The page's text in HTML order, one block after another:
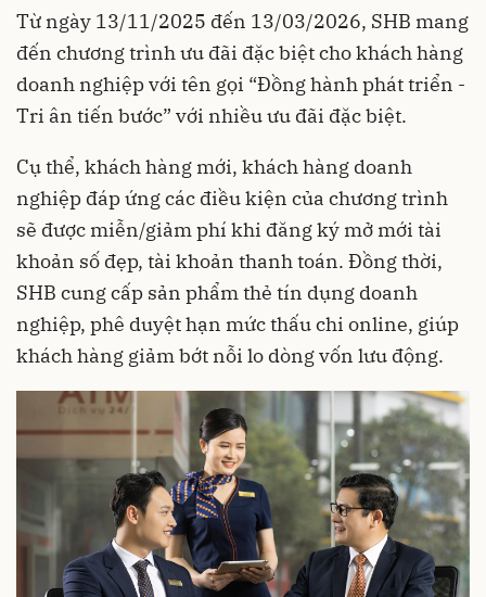
Từ ngày 13/11/2025 đến 13/03/2026, SHB mang
đến chương trình ưu đãi đặc biệt cho khách hàng
doanh nghiệp với tên gọi “Đồng hành phát triển -
Tri ân tiến bước” với nhiều ưu đãi đặc biệt.
Cụ thể, khách hàng mới, khách hàng doanh
nghiệp đáp ứng các điều kiện của chương trình
sẽ được miễn/giảm phí khi đăng ký mở mới tài
khoản số đẹp, tài khoản thanh toán. Đồng thời,
SHB cung cấp sản phẩm thẻ tín dụng doanh
nghiệp, phê duyệt hạn mức thấu chi online, giúp
khách hàng giảm bớt nỗi lo dòng vốn lưu động.